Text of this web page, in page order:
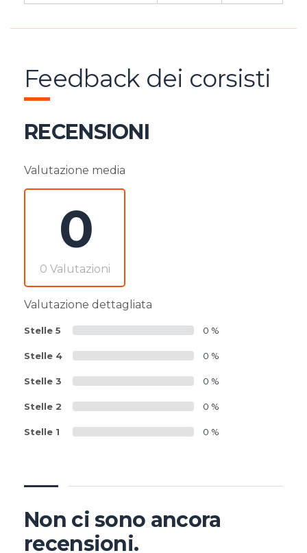
Feedback dei corsisti
RECENSIONI
Valutazione media
0
0 Valutazioni
Valutazione dettagliata
Stelle 5 0 %
Stelle 4 0 %
Stelle 3 0 %
Stelle 2 0 %
Stelle 1 0 %
Non ci sono ancora
recensioni.